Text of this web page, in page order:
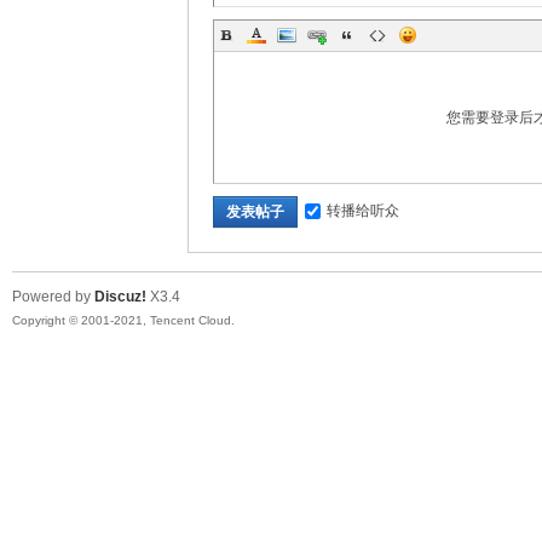
您需要登录后
发表帖子 转播给听众
Powered by Discuz! X3.4
Copyright © 2001-2021, Tencent Cloud.